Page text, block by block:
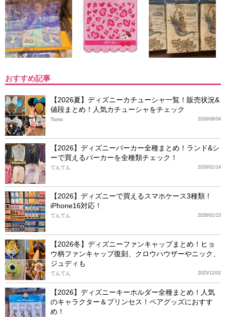
おすすめ記事
【2026夏】ディズニーカチューシャ一覧！販売状況&
値段まとめ！人気カチューシャをチェック
2026/08/04
Tomo
【2026】ディズニーパーカー全種まとめ！ランド&シ
ーで買えるパーカーを全種類チェック！
2026/01/14
てんてん
【2026】ディズニーで買えるスマホケース3種類！
iPhone16対応！
2026/01/23
てんてん
【2026冬】ディズニーファンキャップまとめ！ヒョ
ウ柄ファンキャップ復刻、クロウハウザーやニック、
ジュディも
2025/12/02
てんてん
【2026】ディズニーキーホルダー全種まとめ！人気
のキャラクター＆プリンセス！ペアグッズにおすす
め！